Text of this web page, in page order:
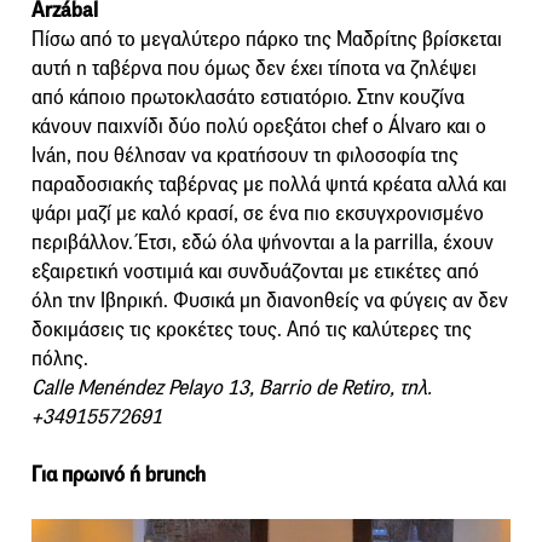
Arzábal
Πίσω από το μεγαλύτερο πάρκο της Μαδρίτης βρίσκεται
αυτή η ταβέρνα που όμως δεν έχει τίποτα να ζηλέψει
από κάποιο πρωτοκλασάτο εστιατόριο. Στην κουζίνα
κάνουν παιχνίδι δύο πολύ ορεξάτοι chef ο Álvaro και ο
Iván, που θέλησαν να κρατήσουν τη φιλοσοφία της
παραδοσιακής ταβέρνας με πολλά ψητά κρέατα αλλά και
ψάρι μαζί με καλό κρασί, σε ένα πιο εκσυγχρονισμένο
περιβάλλον. Έτσι, εδώ όλα ψήνονται a la parrilla, έχουν
εξαιρετική νοστιμιά και συνδυάζονται με ετικέτες από
όλη την Ιβηρική. Φυσικά μη διανοηθείς να φύγεις αν δεν
δοκιμάσεις τις κροκέτες τους. Από τις καλύτερες της
πόλης.
Calle Menéndez Pelayo 13, Barrio de Retiro, τηλ.
+34915572691
Για πρωινό ή brunch